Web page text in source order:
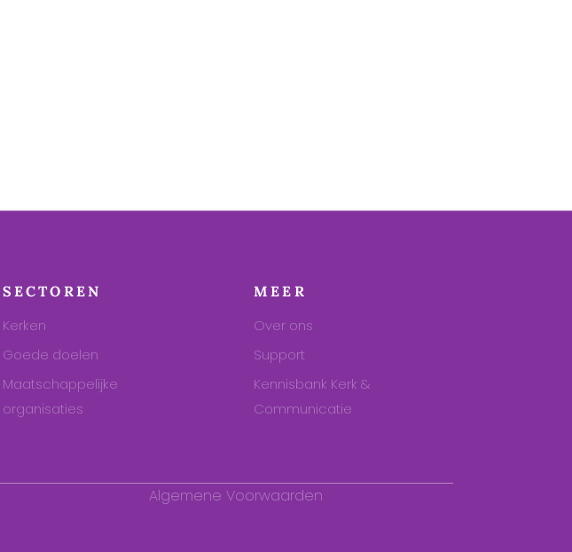
SECTOREN
Kerken
Goede doelen
Maatschappelijke
organisaties
MEER
Over ons
Support
Kennisbank Kerk &
Communicatie
Algemene Voorwaarden